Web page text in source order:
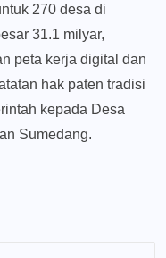
270 desa di
31.1 milyar,
peta kerja digital dan
hak paten tradisi
kepada Desa
Sumedang.